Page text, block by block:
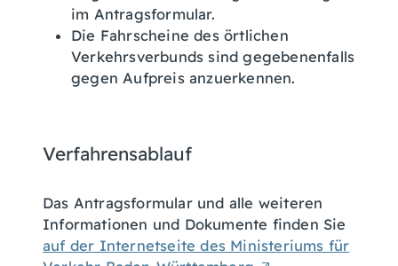
im Antragsformular.
Die Fahrscheine des örtlichen
Verkehrsverbunds sind gegebenenfalls
gegen Aufpreis anzuerkennen.
Verfahrensablauf
Das Antragsformular und alle weiteren
Informationen und Dokumente finden Sie
auf der Internetseite des Ministeriums für